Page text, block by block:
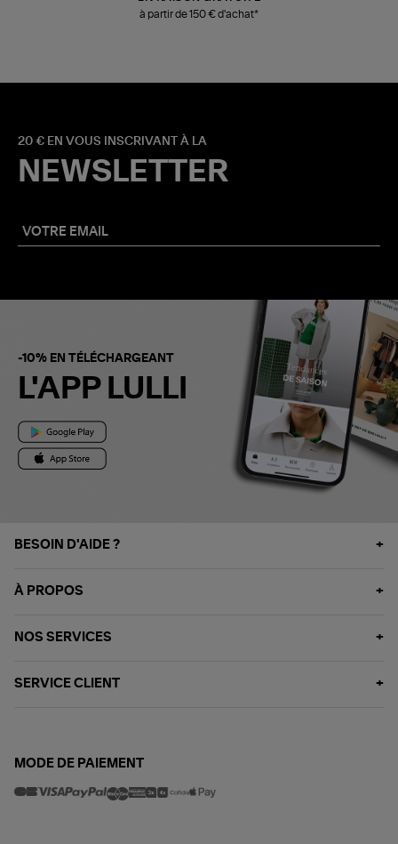
à partir de 150 € d'achat*
20 € EN VOUS INSCRIVANT À LA
NEWSLETTER
-10% EN TÉLÉCHARGEANT
L'APP LULLI
BESOIN D'AIDE ?
À PROPOS
NOS SERVICES
SERVICE CLIENT
MODE DE PAIEMENT